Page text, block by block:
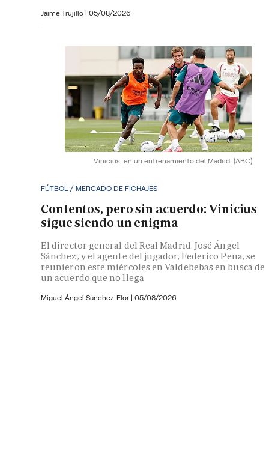
Jaime Trujillo | 05/08/2026
Vinicius, en un entrenamiento del Madrid. (ABC)
FÚTBOL / MERCADO DE FICHAJES
Contentos, pero sin acuerdo: Vinicius
sigue siendo un enigma
El director general del Real Madrid, José Ángel
Sánchez, y el agente del jugador, Federico Pena, se
reunieron este miércoles en Valdebebas en busca de
un acuerdo que no llega
Miguel Ángel Sánchez-Flor | 05/08/2026